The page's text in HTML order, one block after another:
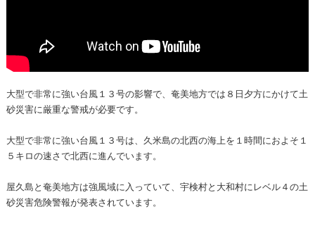
大型で非常に強い台風１３号の影響で、奄美地方では８日夕方にかけて土
砂災害に厳重な警戒が必要です。
大型で非常に強い台風１３号は、久米島の北西の海上を１時間におよそ１
５キロの速さで北西に進んでいます。
屋久島と奄美地方は強風域に入っていて、宇検村と大和村にレベル４の土
砂災害危険警報が発表されています。